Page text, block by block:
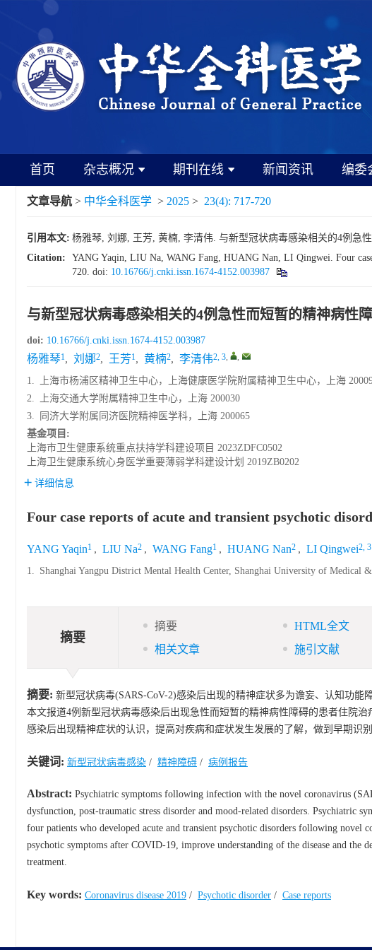
首页 杂志概况 期刊在线 新闻资讯 编委
文章导航 > 中华全科医学 > 2025 > 23(4): 717-720
引用本文: 杨雅琴, 刘娜, 王芳, 黄楠, 李清伟. 与新型冠状病毒感染相关的4例急
Citation:
YANG Yaqin, LIU Na, WANG Fang, HUANG Nan, LI Qingwei. Four
720. doi: 10.16766/j.cnki.issn.1674-4152.003987
与新型冠状病毒感染相关的4例急性而短暂的精神病性
doi: 10.16766/j.cnki.issn.1674-4152.003987
杨雅琴1, 刘娜2, 王芳1, 黄楠2, 李清伟2, 3, ,
1.
上海市杨浦区精神卫生中心，上海健康医学院附属精神卫生中心，上海
2.
上海交通大学附属精神卫生中心，上海 200030
3.
同济大学附属同济医院精神医学科，上海 200065
基金项目:
上海市卫生健康系统重点扶持学科建设项目 2023ZDFC0502
上海卫生健康系统心身医学重要薄弱学科建设计划 2019ZB0202
详细信息
Four case reports of acute and transient psychotic
YANG Yaqin1 , LIU Na2 , WANG Fang1 , HUANG Nan2 , LI Qingwei2, 3
1. Shanghai Yangpu District Mental Health Center, Shanghai University of Medical
摘要
摘要 HTML全文
相关文章
施引文献
摘要: 新型冠状病毒(SARS-CoV-2)感染后出现的精神症状多为谵妄、认知功
本文报道4例新型冠状病毒感染后出现急性而短暂的精神病性障碍的患者住院
感染后出现精神症状的认识，提高对疾病和症状发生发展的了解，做到早期识别
关键词: 新型冠状病毒感染 / 精神障碍 / 病例报告
Abstract: Psychiatric symptoms following infection with the novel coronavirus
dysfunction, post-traumatic stress disorder and mood-related disorders. Psychiatric
four patients who developed acute and transient psychotic disorders following novel
psychotic symptoms after COVID-19, improve understanding of the disease and the
treatment.
Key words: Coronavirus disease 2019 / Psychotic disorder / Case reports